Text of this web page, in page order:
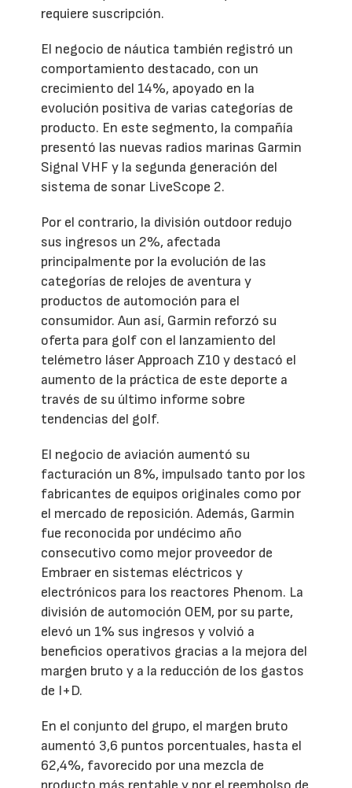
requiere suscripción.
El negocio de náutica también registró un
comportamiento destacado, con un
crecimiento del 14%, apoyado en la
evolución positiva de varias categorías de
producto. En este segmento, la compañía
presentó las nuevas radios marinas Garmin
Signal VHF y la segunda generación del
sistema de sonar LiveScope 2.
Por el contrario, la división outdoor redujo
sus ingresos un 2%, afectada
principalmente por la evolución de las
categorías de relojes de aventura y
productos de automoción para el
consumidor. Aun así, Garmin reforzó su
oferta para golf con el lanzamiento del
telémetro láser Approach Z10 y destacó el
aumento de la práctica de este deporte a
través de su último informe sobre
tendencias del golf.
El negocio de aviación aumentó su
facturación un 8%, impulsado tanto por los
fabricantes de equipos originales como por
el mercado de reposición. Además, Garmin
fue reconocida por undécimo año
consecutivo como mejor proveedor de
Embraer en sistemas eléctricos y
electrónicos para los reactores Phenom. La
división de automoción OEM, por su parte,
elevó un 1% sus ingresos y volvió a
beneficios operativos gracias a la mejora del
margen bruto y a la reducción de los gastos
de I+D.
En el conjunto del grupo, el margen bruto
aumentó 3,6 puntos porcentuales, hasta el
62,4%, favorecido por una mezcla de